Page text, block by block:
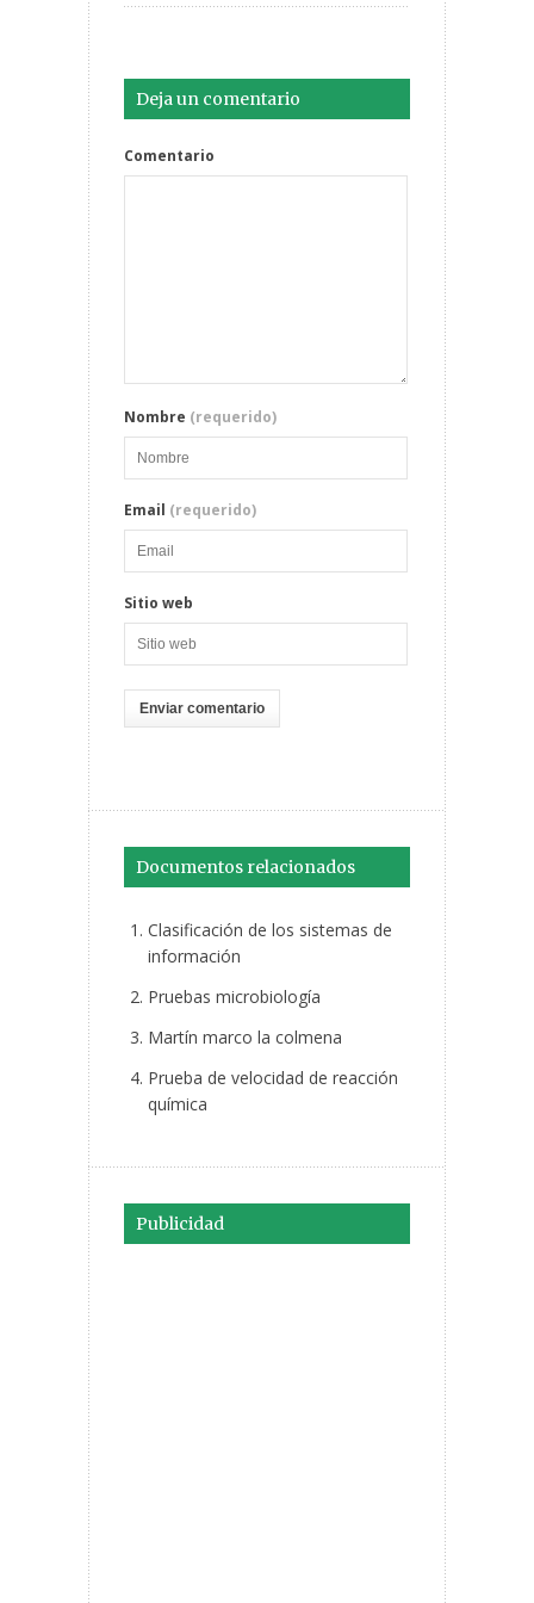
Deja un comentario
Comentario
Nombre (requerido)
Email (requerido)
Sitio web
Documentos relacionados
Clasificación de los sistemas de
información
Pruebas microbiología
Martín marco la colmena
Prueba de velocidad de reacción
química
Publicidad